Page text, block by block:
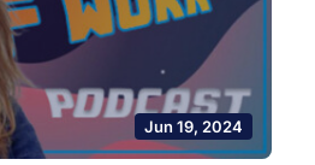
Jun 19, 2024